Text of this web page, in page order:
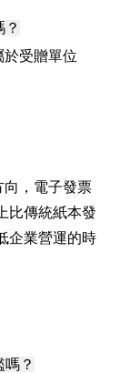
受贈單位
向，電子發票
比傳統紙本發
企業營運的時
？